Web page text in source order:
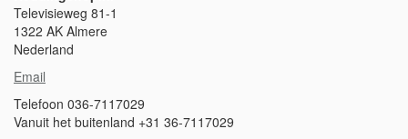
Televisieweg 81-1
1322 AK Almere
Nederland
Email
Telefoon 036-7117029
Vanuit het buitenland +31 36-7117029